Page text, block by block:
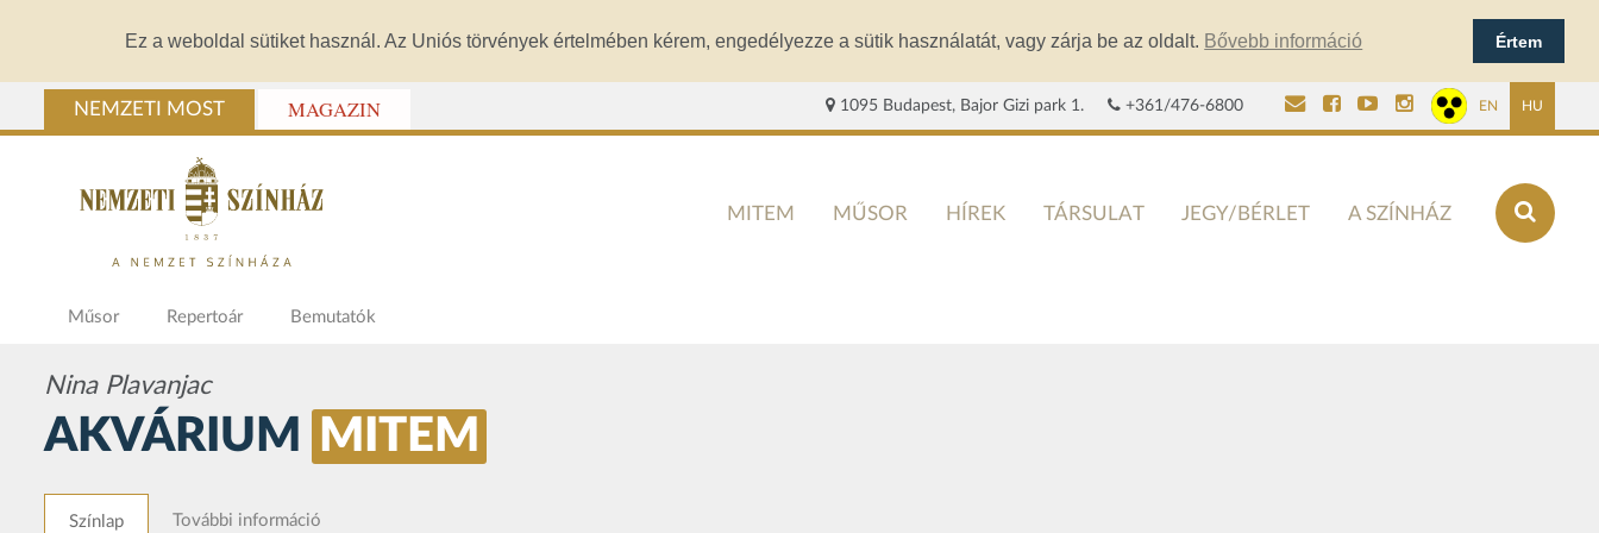
Ez a weboldal sütiket használ. Az Uniós törvények értelmében kérem, engedélyezze a sütik használatát, vagy zárja be az oldalt. Bővebb információ Értem
NEMZETI MOST MAGAZIN 1095 Budapest, Bajor Gizi park 1. +361/476-6800 EN HU
MITEM MŰSOR HÍREK TÁRSULAT JEGY/BÉRLET A SZÍNHÁZ
Műsor Repertoár Bemutatók
Nina Plavanjac
AKVÁRIUM MITEM
Színlap További információ